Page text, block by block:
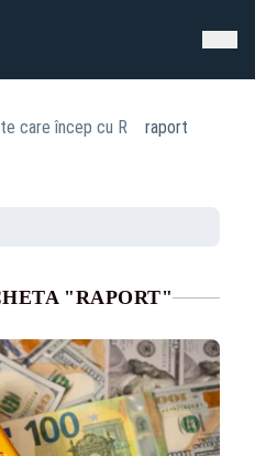
care încep cu R raport
"RAPORT"